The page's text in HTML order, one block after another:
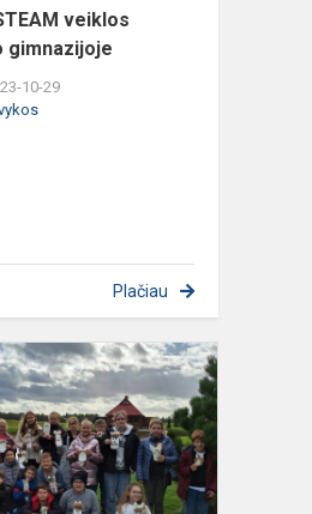
veiklos
gimnazijoje
10-29
Plačiau
5
KLASIŲ
UGDYMO